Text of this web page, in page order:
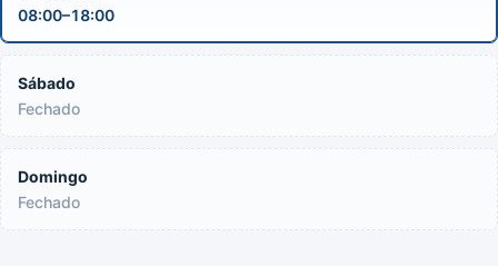
08:00–18:00
Sábado
Fechado
Domingo
Fechado